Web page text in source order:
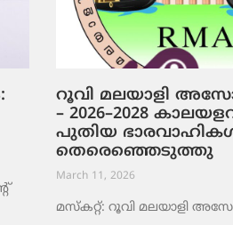
റൂവി മലയാളി
– 2026–2028
പുതിയ
തെരെഞ്ഞെടുത്തു
March 11, 2026
മസ്കറ്റ്: റൂവി മലയാളി